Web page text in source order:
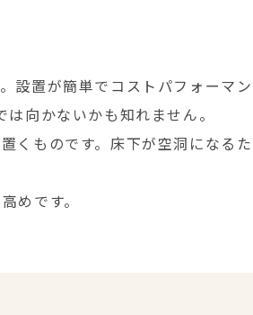
設置が簡単でコストパフォーマ
向かないかも知れません。
くものです。床下が空洞になる
めです。